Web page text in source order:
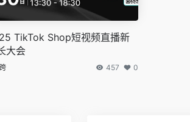
TikTok Shop短视频直播新
大会
457 0